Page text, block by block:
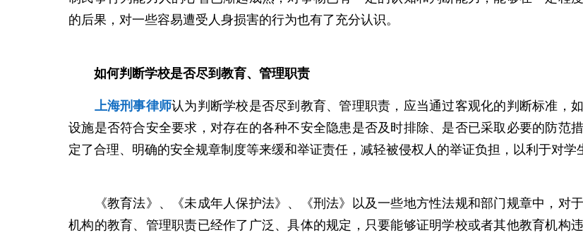
的后果，对一些容易遭受人身损害的行为也有了充分认识。
如何判断学校是否尽到教育、管理职责
上海刑事律师认为判断学校是否尽到教育、管理职责，应当通过客观化的判断标准，
设施是否符合安全要求，对存在的各种不安全隐患是否及时排除、是否已采取必要的防范
定了合理、明确的安全规章制度等来缓和举证责任，减轻被侵权人的举证负担，以利于对学
《教育法》、《未成年人保护法》、《刑法》以及一些地方性法规和部门规章中，对
机构的教育、管理职责已经作了广泛、具体的规定，只要能够证明学校或者其他教育机构